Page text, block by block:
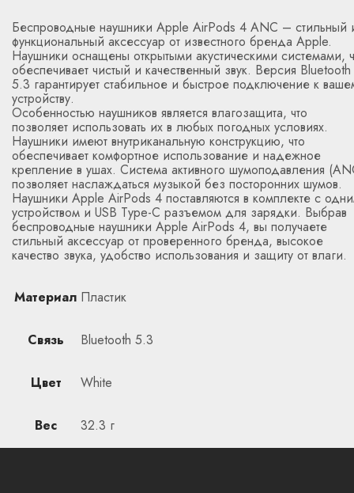
Беспроводные наушники Apple AirPods 4 ANC – стильный
функциональный аксессуар от известного бренда Apple.
Наушники оснащены открытыми акустическими системами,
обеспечивает чистый и качественный звук. Версия Bluetooth
5.3 гарантирует стабильное и быстрое подключение к
устройству.
Особенностью наушников является влагозащита, что
позволяет использовать их в любых погодных условиях.
Наушники имеют внутриканальную конструкцию, что
обеспечивает комфортное использование и надежное
крепление в ушах. Система активного шумоподавления
позволяет наслаждаться музыкой без посторонних шумов.
Наушники Apple AirPods 4 поставляются в комплекте с
устройством и USB Type-C разъемом для зарядки. Выбрав
беспроводные наушники Apple AirPods 4, вы получаете
стильный аксессуар от проверенного бренда, высокое
качество звука, удобство использования и защиту от влаги.
Материал Пластик
Связь Bluetooth 5.3
Цвет White
Вес 32.3 г